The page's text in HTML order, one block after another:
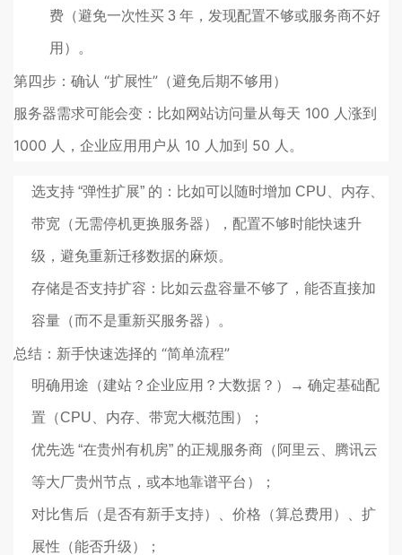
费（避免一次性买 3 年，发现配置不够或服务商不好
用）。
第四步：确认 “扩展性”（避免后期不够用）
服务器需求可能会变：比如网站访问量从每天 100 人涨到
1000 人，企业应用用户从 10 人加到 50 人。
选支持 “弹性扩展” 的：比如可以随时增加 CPU、内存、
带宽（无需停机更换服务器），配置不够时能快速升
级，避免重新迁移数据的麻烦。
存储是否支持扩容：比如云盘容量不够了，能否直接加
容量（而不是重新买服务器）。
总结：新手快速选择的 “简单流程”
明确用途（建站？企业应用？大数据？）→ 确定基础配
置（CPU、内存、带宽大概范围）；
优先选 “在贵州有机房” 的正规服务商（阿里云、腾讯云
等大厂贵州节点，或本地靠谱平台）；
对比售后（是否有新手支持）、价格（算总费用）、扩
展性（能否升级）；